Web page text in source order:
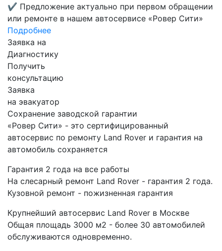
✔ Предложение актуально при первом обращении
или ремонте в нашем автосервисе «Ровер Сити»
Подробнее
Заявка на
Диагностику
Получить
консультацию
Заявка
на эвакуатор
Сохранение заводской гарантии
«Ровер Сити» - это сертифицированный
автосервис по ремонту Land Rover и гарантия на
автомобиль сохраняется
Гарантия 2 года на все работы
На слесарный ремонт Land Rover - гарантия 2 года.
Кузовной ремонт - пожизненная гарантия
Крупнейший автосервис Land Rover в Москве
Общая площадь 3000 м2 - более 30 автомобилей
обслуживаются одновременно.